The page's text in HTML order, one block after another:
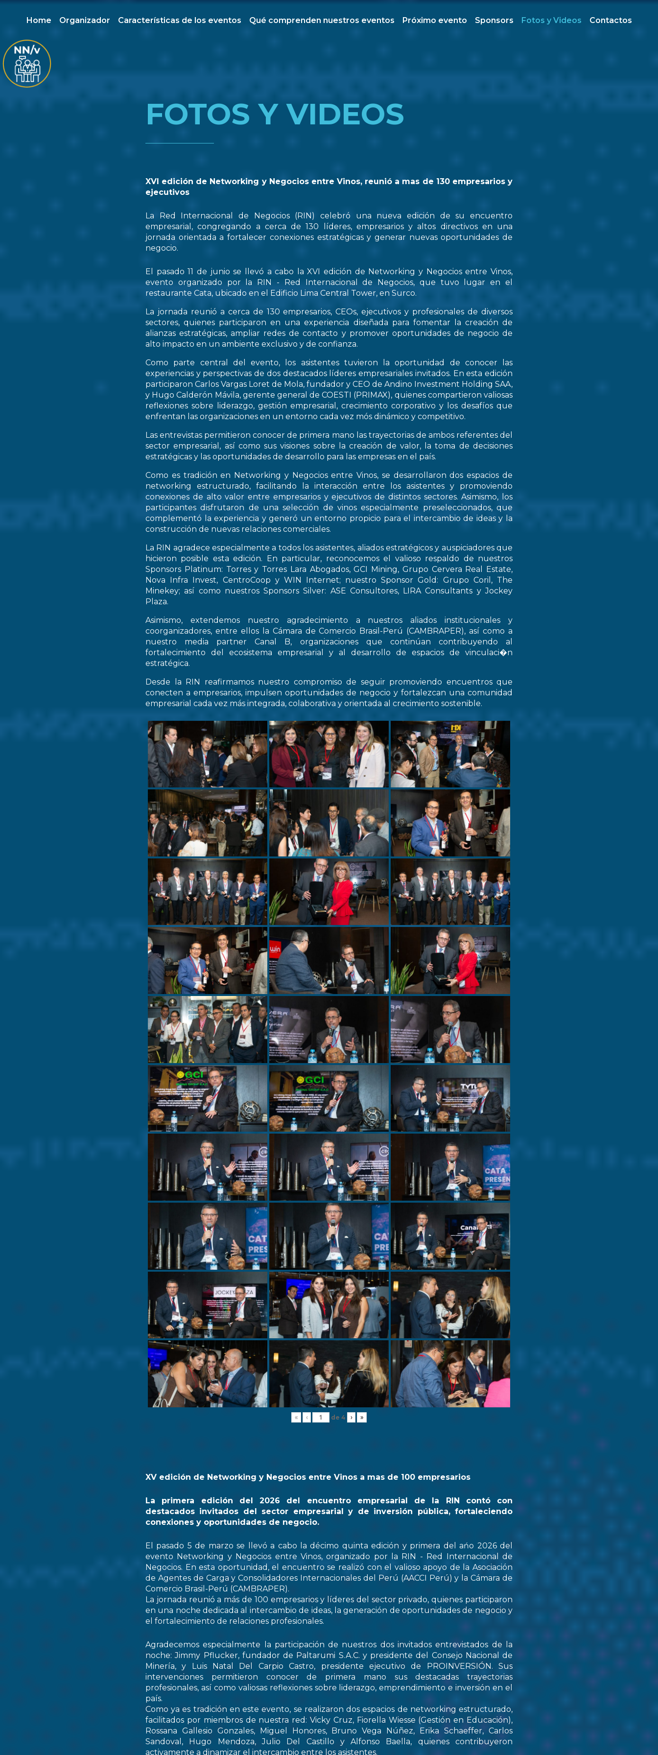
Home Organizador Características de los eventos Qué comprenden nuestros eventos Próximo evento Sponsors Fotos y Videos Contactos
FOTOS Y VIDEOS
XVI edición de Networking y Negocios entre Vinos, reunió a mas de 130 empresarios y
ejecutivos
La Red Internacional de Negocios (RIN) celebró una nueva edición de su encuentro
empresarial, congregando a cerca de 130 líderes, empresarios y altos directivos en una
jornada orientada a fortalecer conexiones estratégicas y generar nuevas oportunidades de
negocio.
El pasado 11 de junio se llevó a cabo la XVI edición de Networking y Negocios entre Vinos,
evento organizado por la RIN - Red Internacional de Negocios, que tuvo lugar en el
restaurante Cata, ubicado en el Edificio Lima Central Tower, en Surco.
La jornada reunió a cerca de 130 empresarios, CEOs, ejecutivos y profesionales de diversos
sectores, quienes participaron en una experiencia diseñada para fomentar la creación de
alianzas estratégicas, ampliar redes de contacto y promover oportunidades de negocio de
alto impacto en un ambiente exclusivo y de confianza.
Como parte central del evento, los asistentes tuvieron la oportunidad de conocer las
experiencias y perspectivas de dos destacados líderes empresariales invitados. En esta edición
participaron Carlos Vargas Loret de Mola, fundador y CEO de Andino Investment Holding SAA,
y Hugo Calderón Mávila, gerente general de COESTI (PRIMAX), quienes compartieron valiosas
reflexiones sobre liderazgo, gestión empresarial, crecimiento corporativo y los desafíos que
enfrentan las organizaciones en un entorno cada vez mós dinámico y competitivo.
Las entrevistas permitieron conocer de primera mano las trayectorias de ambos referentes del
sector empresarial, así como sus visiones sobre la creación de valor, la toma de decisiones
estratégicas y las oportunidades de desarrollo para las empresas en el país.
Como es tradición en Networking y Negocios entre Vinos, se desarrollaron dos espacios de
networking estructurado, facilitando la interacción entre los asistentes y promoviendo
conexiones de alto valor entre empresarios y ejecutivos de distintos sectores. Asimismo, los
participantes disfrutaron de una selección de vinos especialmente preseleccionados, que
complementó la experiencia y generó un entorno propicio para el intercambio de ideas y la
construcción de nuevas relaciones comerciales.
La RIN agradece especialmente a todos los asistentes, aliados estratégicos y auspiciadores que
hicieron posible esta edición. En particular, reconocemos el valioso respaldo de nuestros
Sponsors Platinum: Torres y Torres Lara Abogados, GCI Mining, Grupo Cervera Real Estate,
Nova Infra Invest, CentroCoop y WIN Internet; nuestro Sponsor Gold: Grupo Coril, The
Minekey; así como nuestros Sponsors Silver: ASE Consultores, LIRA Consultants y Jockey
Plaza.
Asimismo, extendemos nuestro agradecimiento a nuestros aliados institucionales y
coorganizadores, entre ellos la Cámara de Comercio Brasil-Perú (CAMBRAPER), así como a
nuestro media partner Canal B, organizaciones que continúan contribuyendo al
fortalecimiento del ecosistema empresarial y al desarrollo de espacios de vinculaci�n
estratégica.
Desde la RIN reafirmamos nuestro compromiso de seguir promoviendo encuentros que
conecten a empresarios, impulsen oportunidades de negocio y fortalezcan una comunidad
empresarial cada vez más integrada, colaborativa y orientada al crecimiento sostenible.
« ‹ de 4 › »
XV edición de Networking y Negocios entre Vinos a mas de 100 empresarios
La primera edición del 2026 del encuentro empresarial de la RIN contó con
destacados invitados del sector empresarial y de inversión pública, fortaleciendo
conexiones y oportunidades de negocio.
El pasado 5 de marzo se llevó a cabo la décimo quinta edición y primera del ańo 2026 del
evento Networking y Negocios entre Vinos, organizado por la RIN - Red Internacional de
Negocios. En esta oportunidad, el encuentro se realizó con el valioso apoyo de la Asociación
de Agentes de Carga y Consolidadores Internacionales del Perú (AACCI Perú) y la Cámara de
Comercio Brasil-Perú (CAMBRAPER).
La jornada reunió a más de 100 empresarios y líderes del sector privado, quienes participaron
en una noche dedicada al intercambio de ideas, la generación de oportunidades de negocio y
el fortalecimiento de relaciones profesionales.
Agradecemos especialmente la participación de nuestros dos invitados entrevistados de la
noche: Jimmy Pflucker, fundador de Paltarumi S.A.C. y presidente del Consejo Nacional de
Minería, y Luis Natal Del Carpio Castro, presidente ejecutivo de PROINVERSIÓN. Sus
intervenciones permitieron conocer de primera mano sus destacadas trayectorias
profesionales, así como valiosas reflexiones sobre liderazgo, emprendimiento e inversión en el
país.
Como ya es tradición en este evento, se realizaron dos espacios de networking estructurado,
facilitados por miembros de nuestra red: Vicky Cruz, Fiorella Wiesse (Gestión en Educación),
Rossana Gallesio Gonzales, Miguel Honores, Bruno Vega Núñez, Erika Schaeffer, Carlos
Sandoval, Hugo Mendoza, Julio Del Castillo y Alfonso Baella, quienes contribuyeron
activamente a dinamizar el intercambio entre los asistentes.